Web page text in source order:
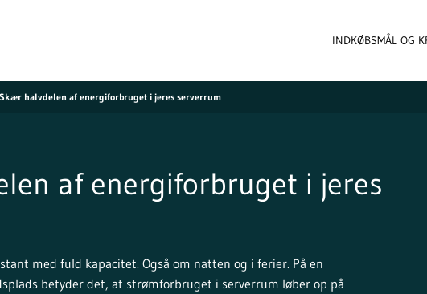
INDKØBSMÅL OG
Skær halvdelen af energiforbruget i jeres serverrum
af energiforbruget i jeres
med fuld kapacitet. Også om natten og i ferier. På en
betyder det, at strømforbruget i serverrum løber op på